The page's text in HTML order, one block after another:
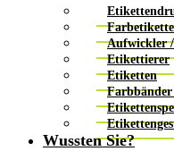
Aufwickler
Etikettierer
Etiketten
Wussten Sie?